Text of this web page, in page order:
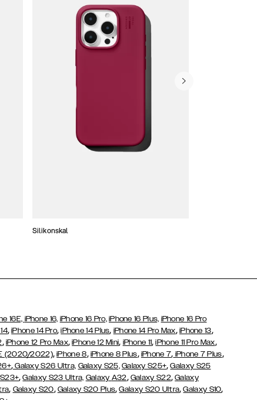
Silikonskal
16E, iPhone 16, iPhone 16 Pro, iPhone 16 Plus, iPhone 16 Pro
,iPhone 14 Pro,iPhone 14 Plus, iPhone 14 Pro Max, iPhone 13,
, iPhone 12 Pro Max,iPhone 12 Mini, iPhone 11,iPhone 11 Pro Max,
(2020/2022),iPhone 8, iPhone 8 Plus, iPhone 7, iPhone 7 Plus,
,Galaxy S26 Ultra, Galaxy S25, Galaxy S25+,Galaxy S25
,Galaxy S23 Ultra, Galaxy A32, Galaxy S22,Galaxy
, Galaxy S20, Galaxy S20 Plus,Galaxy S20 Ultra,Galaxy S10,